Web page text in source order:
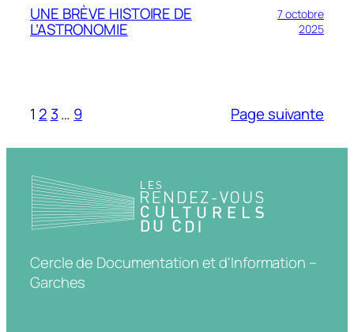
UNE BRÈVE HISTOIRE DE
L’ASTRONOMIE
7 octobre
2025
1 2 3… 9 Page suivante
Cercle de Documentation et d'Information –
Garches